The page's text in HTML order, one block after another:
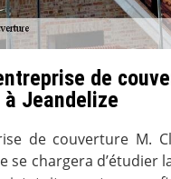
de
Jeandelize
de couverture M.
se chargera d’étudier